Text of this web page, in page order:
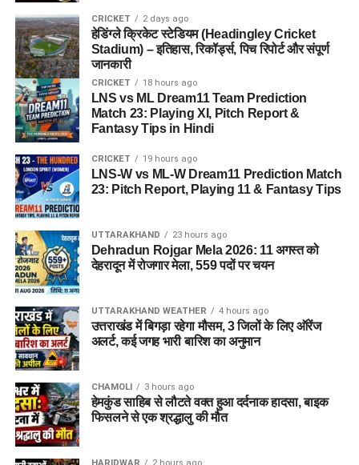
महत्वपूर्ण सूचना:शैक्षणिक
योग्यता से जुड़ी पूरी और विस्तृत
जानकारी के लिए आवेदन करने
से पहले विभाग द्वारा जारी
आधिकारिक विस्तृत अधिसूचना
(Detailed Notification)
को ध्यानपूर्वक जरूर पढ़ें।
आयु सीमा (Age Limit)
अलग-अलग पदों की जिम्मेदारियों और श्रेणियों को ध्यान में रखते हुए बोर्ड ने
न्यूनतम और अधिकतम आयु सीमा तय की है, जिसका विवरण इस प्रकार है:
पद का नाम निर्धारित आयु सीमा
जूनियर साइंटिफिक असिस्टेंट
टेक्निकल असिस्टेंट (हिंदी)
अधिकतम 30 वर्ष
असिस्टेंट आर्किविस्ट (ग्रेड-I)
आईटी असिस्टेंट (ग्रेड-A)
अधिकतम 27 वर्ष
CRICKET 2 days ago
हेडिंग्ले क्रिकेट स्टेडियम (Headingley Cricket
Stadium) – इतिहास, रिकॉर्ड्स, पिच रिपोर्ट और संपूर्ण
जानकारी
CRICKET 18 hours ago
LNS vs ML Dream11 Team Prediction
Match 23: Playing XI, Pitch Report &
Fantasy Tips in Hindi
CRICKET 19 hours ago
LNS-W vs ML-W Dream11 Prediction Match
23: Pitch Report, Playing 11 & Fantasy Tips
UTTARAKHAND 23 hours ago
Dehradun Rojgar Mela 2026: 11 अगस्त को
देहरादून में रोजगार मेला, 559 पदों पर चयन
UTTARAKHAND WEATHER 4 hours ago
उत्तराखंड में बिगड़ा रहेगा मौसम, 3 जिलों के लिए ऑरेंज
अलर्ट, कई जगह भारी बारिश का अनुमान
CHAMOLI 3 hours ago
हेमकुंड साहिब से लौटते वक्त हुआ दर्दनाक हादसा, बाइक
फिसलने से एक श्रद्धालु की मौत
HARIDWAR 2 hours ago